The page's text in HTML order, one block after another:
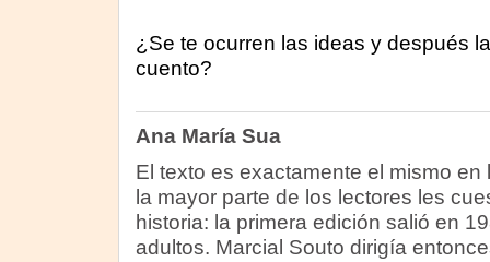
¿Se te ocurren las ideas y después
cuento?
Ana María Sua
El texto es exactamente el mismo
la mayor parte de los lectores les
historia: la primera edición salió en
adultos. Marcial Souto dirigía